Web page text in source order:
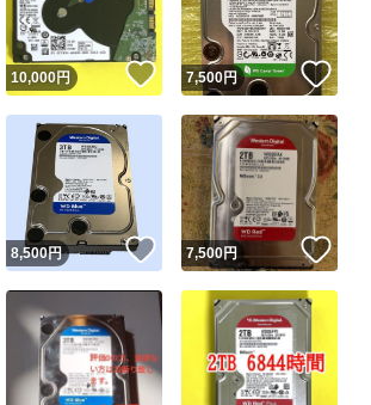
スピード＆安心発送
このユーザーは高頻度で24
ます
スピード発送 このユーザーは高頻度で24
安心発送 このユーザーは設定した発送
いね！
10,000円 いいね！
7,500円 いい
ね！
8,500円 いいね！
7,500円 いい